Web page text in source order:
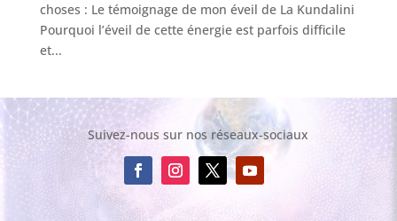
choses : Le témoignage de mon éveil de La Kundalini
Pourquoi l’éveil de cette énergie est parfois difficile
et...
Suivez-nous sur nos réseaux-sociaux